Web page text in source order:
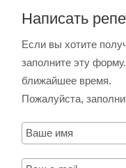
Написать
Если вы хотите
заполните эту
ближайшее время.
Пожалуйста,